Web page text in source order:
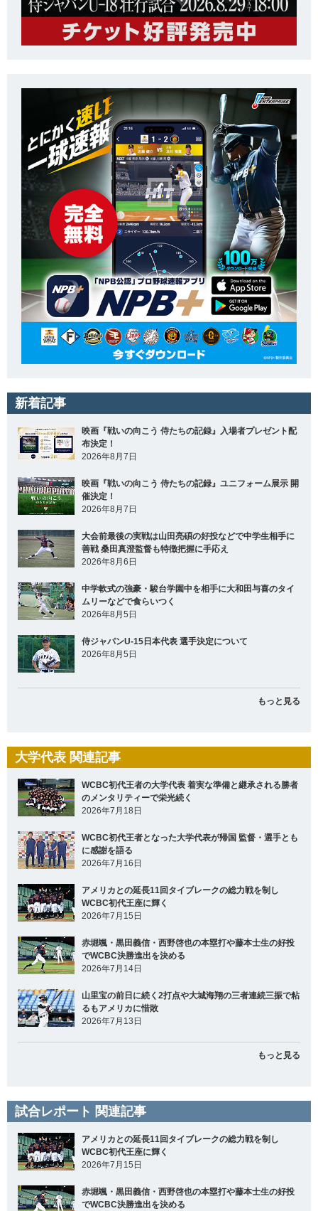
新着記事
映画『戦いの向こう 侍たちの記録』入場者プレゼント配
布決定！
2026年8月7日
映画『戦いの向こう 侍たちの記録』ユニフォーム展示 開
催決定！
2026年8月7日
大会前最後の実戦は山田亮碩の好投などで中学生相手に
善戦 桑田真澄監督も特徴把握に手応え
2026年8月6日
中学軟式の強豪・駿台学園中を相手に大和田与喜のタイ
ムリーなどで食らいつく
2026年8月5日
侍ジャパンU-15日本代表 選手決定について
2026年8月5日
もっと見る
大学代表 関連記事
WCBC初代王者の大学代表 着実な準備と継承される勝者
のメンタリティーで栄光続く
2026年7月18日
WCBC初代王者となった大学代表が帰国 監督・選手とも
に感謝を語る
2026年7月16日
アメリカとの延長11回タイブレークの総力戦を制し
WCBC初代王座に輝く
2026年7月15日
赤堀颯・黒田義信・西野啓也の本塁打や藤本士生の好投
でWCBC決勝進出を決める
2026年7月14日
山里宝の前日に続く2打点や大城海翔の三者連続三振で粘
るもアメリカに惜敗
2026年7月13日
もっと見る
試合レポート 関連記事
アメリカとの延長11回タイブレークの総力戦を制し
WCBC初代王座に輝く
2026年7月15日
赤堀颯・黒田義信・西野啓也の本塁打や藤本士生の好投
でWCBC決勝進出を決める